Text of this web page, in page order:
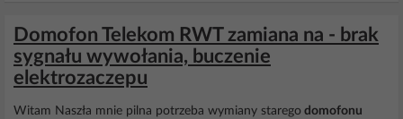
Domofon Telekom RWT zamiana na - brak
sygnału wywołania, buczenie
elektrozaczepu
Witam Naszła mnie pilna potrzeba wymiany starego domofonu